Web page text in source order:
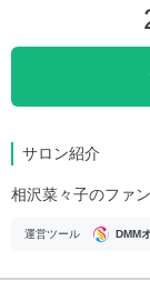
サロン紹介
相沢菜々子のファ
運営ツール DMM